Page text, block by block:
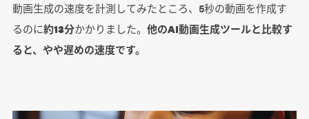
動画生成の速度を計測してみたところ、5秒の動画を作成す
るのに約13分かかりました。 他のAI動画生成ツールと比較す
ると、やや遅めの速度です。